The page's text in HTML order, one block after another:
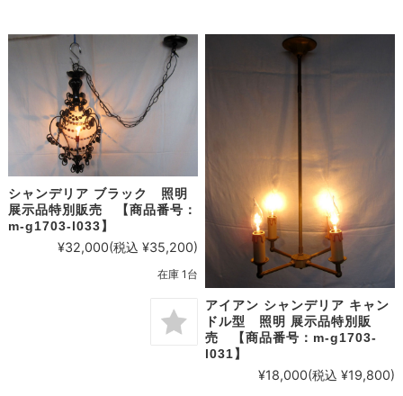
シャンデリア ブラック 照明
展示品特別販売 【商品番号：
m-g1703-l033】
¥32,000(税込 ¥35,200)
在庫 1台
アイアン シャンデリア キャン
ドル型 照明 展示品特別販
売 【商品番号：m-g1703-
l031】
¥18,000(税込 ¥19,800)